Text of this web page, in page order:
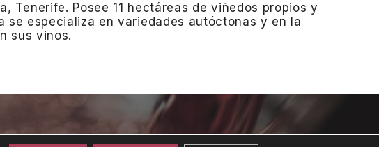
Tenerife. Posee 11 hectáreas de viñedos propios y
se especializa en variedades autóctonas y en la
sus vinos.